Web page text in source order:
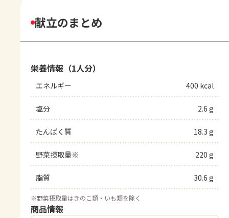
献立のまとめ
栄養情報（1人分）
エネルギー 400 kcal
塩分 2.6 g
たんぱく質 18.3 g
野菜摂取量※ 220 g
脂質 30.6 g
※野菜摂取量はきのこ類・いも類を除く
商品情報